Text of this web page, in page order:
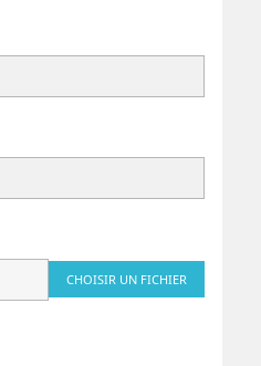
CHOISIR UN FICHIER